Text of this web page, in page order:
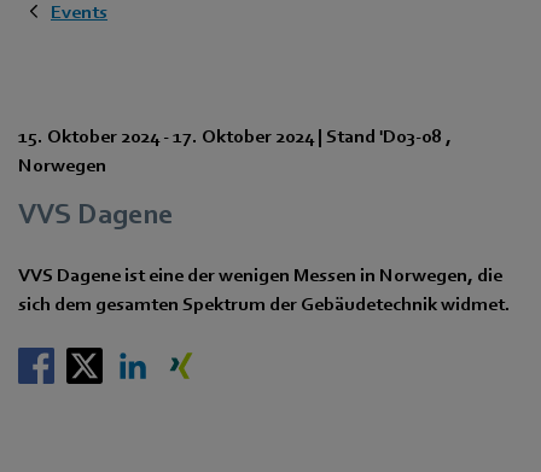
Events
15. Oktober 2024-17. Oktober 2024| Stand 'D03-08 ,
Norwegen
VVS Dagene
VVS Dagene ist eine der wenigen Messen in Norwegen, die
sich dem gesamten Spektrum der Gebäudetechnik widmet.